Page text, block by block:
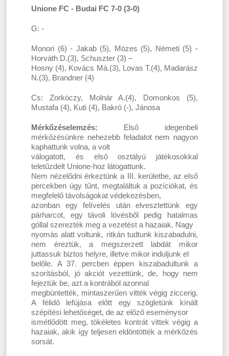
Unione FC - Budai FC 7-0 (3-0)
G: -
Monori (6) - Jakab (5), Mózes (5), Németi (5) -
Horváth D.(3), Schuszter (3) –
Hosny (4), Kovács Má.(3), Lovas T.(4), Madarász
N.(3), Brandner (4)
Cs: Zorkóczy, Molnár A.(4), Domonkos (5),
Mustafa (4), Kuti (4), Bakró (-), Jánosa
Mérkőzéselemzés: Első idegenbeli
mérkőzésünkre nehezebb feladatot nem nagyon
kaphattunk volna, a volt
válogatott, és első osztályú játékosokkal
teletűzdelt Unione-hoz látogattunk.
Nem nézelődni érkeztünk a III. kerületbe, az első
percekben úgy tűnt, megtaláltuk a pozíciókat, és
megfelelő távolságokat védekezésben,
azonban egy felívelés után elvesztettünk egy
párharcot, egy távoli lövésből pedig hatalmas
góllal szerezték meg a vezetést a hazaiak. Nagy
nyomás alatt voltunk, ritkán tudtunk kiszabadulni,
nem éreztük, a megszerzett labdát mikor
juttassuk biztos helyre, illetve mikor induljunk el
belőle. A 37. percben éppen kiszabadultunk a
szorításból, jó akciót vezettünk, de, hogy nem
fejeztük be, azt a kontrából azonnal
megbüntették, mintaszerűen vitték végig ziccerig.
A félidő lefújása előtt egy szögletünk kínált
szépítési lehetőséget, de az előző eseménysor
ismétlődött meg, tökéletes kontrát vittek végig a
hazaiak, akik így teljesen eldöntötték a mérkőzés
sorsát.